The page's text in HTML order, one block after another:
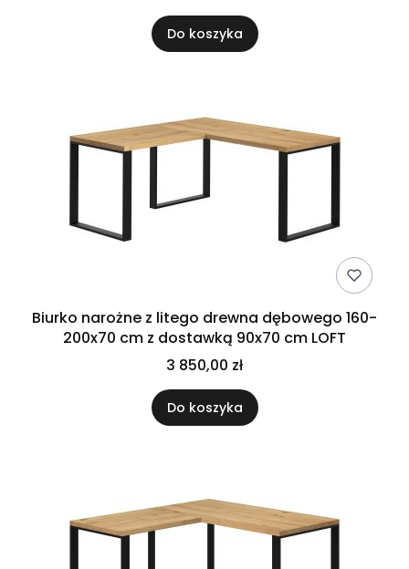
Do koszyka
Biurko narożne z litego drewna dębowego 160-
200x70 cm z dostawką 90x70 cm LOFT
3 850,00 zł
Do koszyka